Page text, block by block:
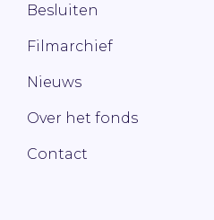
Besluiten
Filmarchief
Nieuws
Over het fonds
Contact